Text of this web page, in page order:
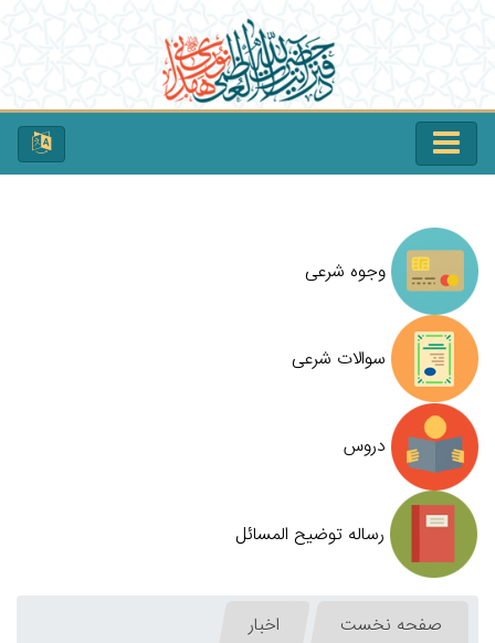
وجوه شرعی
سوالات شرعی
دروس
رساله توضیح المسائل
صفحه نخست اخبار